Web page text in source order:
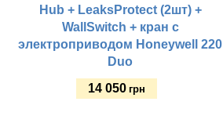
Hub + LeaksProtect (2шт) +
WallSwitch + кран с
электроприводом Honeywell 220
Duo
14 050 грн